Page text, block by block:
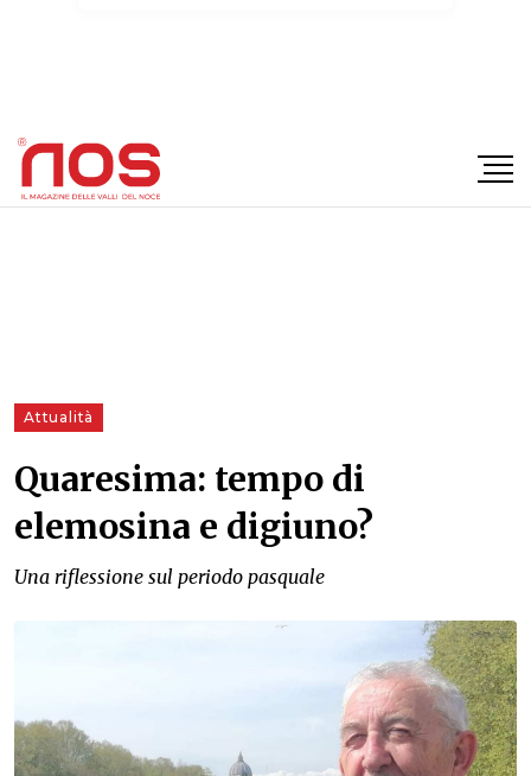
Attualità
Quaresima: tempo di
elemosina e digiuno?
Una riflessione sul periodo pasquale